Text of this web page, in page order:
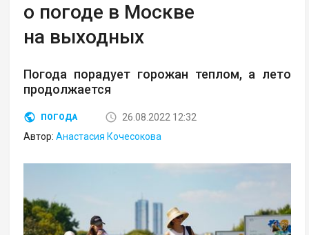
о погоде в Москве
на выходных
Погода порадует горожан теплом, а лето
продолжается
ПОГОДА
26.08.2022 12:32
Автор:Анастасия Кочесокова